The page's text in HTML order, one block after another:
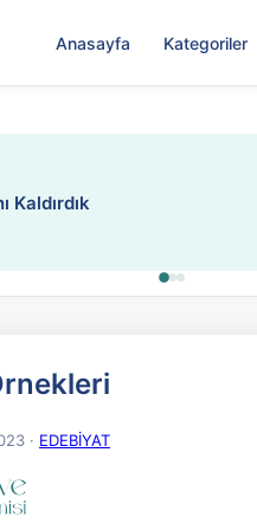
Anasayfa Kategoriler
· EDEBİYAT